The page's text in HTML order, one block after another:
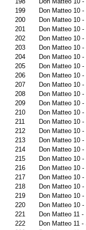
199
Don Matteo 10
200
Don Matteo 10
201
Don Matteo 10
202
Don Matteo 10
203
Don Matteo 10
204
Don Matteo 10
205
Don Matteo 10
206
Don Matteo 10
207
Don Matteo 10
208
Don Matteo 10
209
Don Matteo 10
210
Don Matteo 10
211
Don Matteo 10
212
Don Matteo 10
213
Don Matteo 10 -
214
Don Matteo 10 -
215
Don Matteo 10
216
Don Matteo 10
217
Don Matteo 10
218
Don Matteo 10
219
Don Matteo 10 -
220
Don Matteo 10
221
Don Matteo 11 -
222
Don Matteo 11